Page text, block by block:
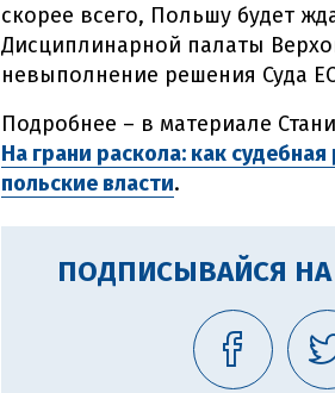
скорее всего, Польшу будет
Дисциплинарной палаты
невыполнение решения Суда
Подробнее – в материале
На грани раскола: как
польские власти.
ПОДПИСЫВАЙСЯ